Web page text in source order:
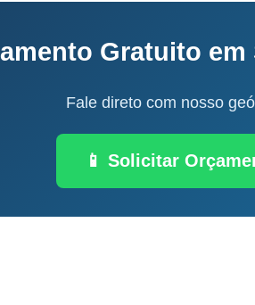
Gratuito em
Fale direto com nosso
📱 Solicitar